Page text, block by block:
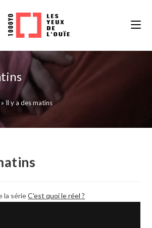
» Il y a des matins
la sérieC'est quoi le réel ?